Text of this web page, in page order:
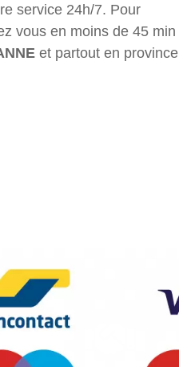
service 24h/7. Pour
vous en moins de 45 min
et partout en province